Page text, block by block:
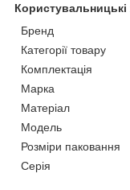
Користувальницькі
Бренд
Категорії товару
Комплектація
Марка
Матеріал
Мoдель
Розміри паковання
Серія